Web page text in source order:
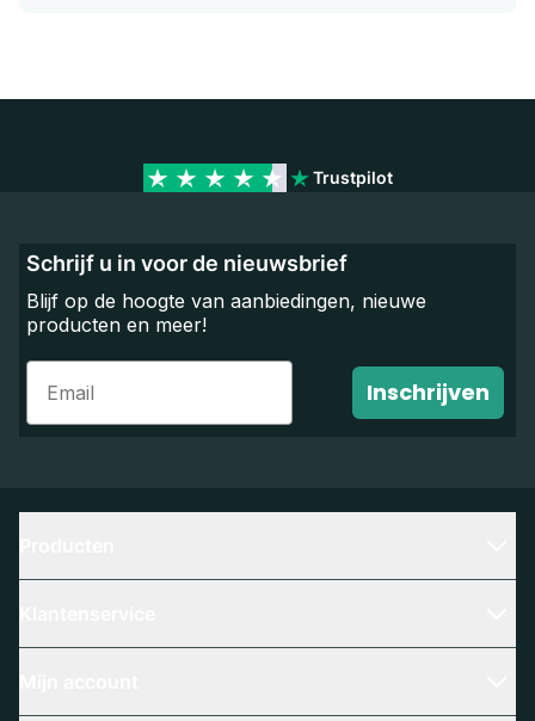
Trustpilot
Schrijf u in voor de nieuwsbrief
Blijf op de hoogte van aanbiedingen, nieuwe
producten en meer!
Email
Inschrijven